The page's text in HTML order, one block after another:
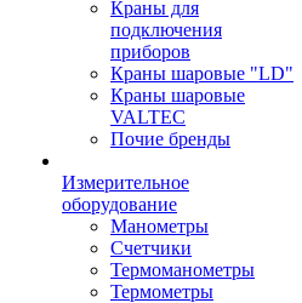
Краны для
подключения
приборов
Краны шаровые "LD"
Краны шаровые
VALTEC
Почие бренды
Измерительное
оборудование
Манометры
Счетчики
Термоманометры
Термометры